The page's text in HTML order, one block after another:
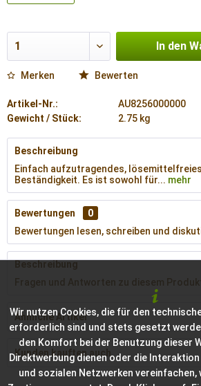
In den
Merken Bewerten
Artikel-Nr.:
AU8256000000
Gewicht / Stück:
2.75 kg
Beschreibung
Einfach aufzutragendes,
Beständigkeit. Es ist sowohl für... mehr
Bewertungen
0
Bewertungen lesen, schreiben und
Beschreibung
Fragen und Antworten zu diesem
Ähnliche Artikel
Kunden kauften auch
Wir nutzen Cookies, die für den
erforderlich sind und stets gesetzt
den Komfort bei der Benutzung dieser
Direktwerbung dienen oder die
und sozialen Netzwerken vereinfachen,